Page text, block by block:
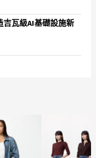
吉瓦級AI基礎設施新